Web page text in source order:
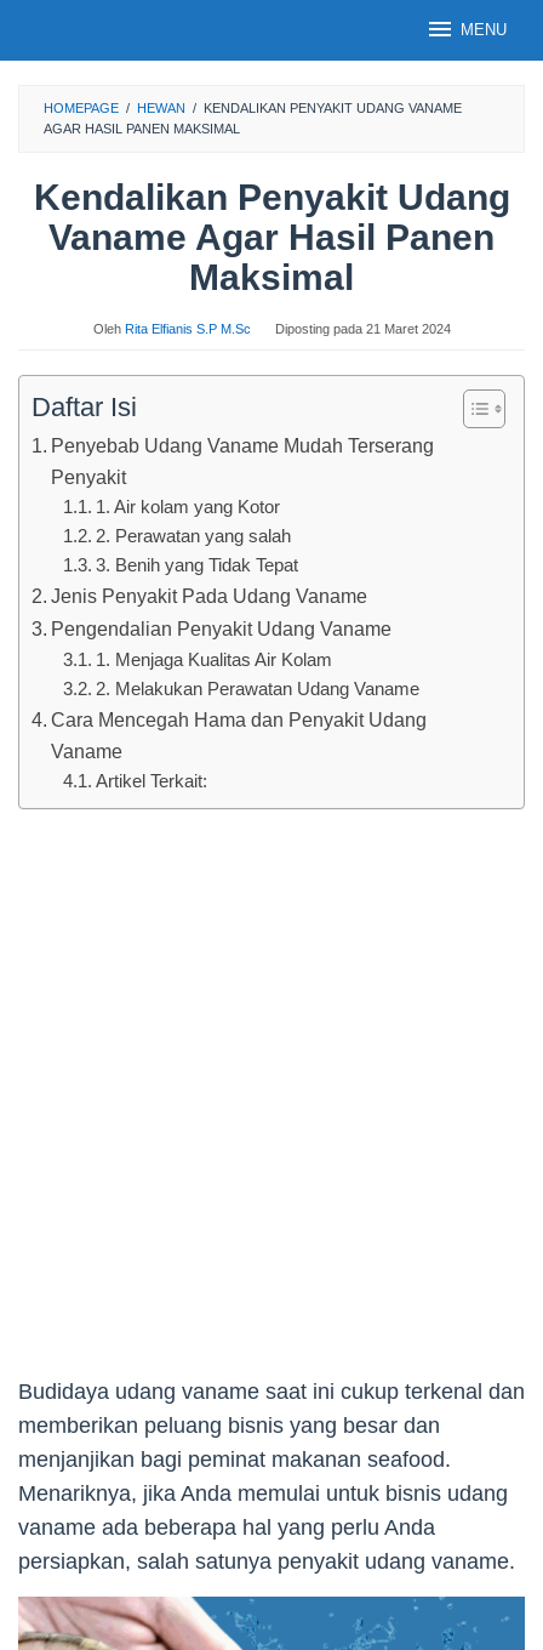
MENU
HOMEPAGE / HEWAN / KENDALIKAN PENYAKIT UDANG VANAME
AGAR HASIL PANEN MAKSIMAL
Kendalikan Penyakit Udang
Vaname Agar Hasil Panen
Maksimal
Oleh Rita Elfianis S.P M.Sc Diposting pada 21 Maret 2024
Daftar Isi
Penyebab Udang Vaname Mudah Terserang
Penyakit
1. Air kolam yang Kotor
2. Perawatan yang salah
3. Benih yang Tidak Tepat
Jenis Penyakit Pada Udang Vaname
Pengendalian Penyakit Udang Vaname
1. Menjaga Kualitas Air Kolam
2. Melakukan Perawatan Udang Vaname
Cara Mencegah Hama dan Penyakit Udang
Vaname
Artikel Terkait:
Budidaya udang vaname saat ini cukup terkenal dan
memberikan peluang bisnis yang besar dan
menjanjikan bagi peminat makanan seafood.
Menariknya, jika Anda memulai untuk bisnis udang
vaname ada beberapa hal yang perlu Anda
persiapkan, salah satunya penyakit udang vaname.